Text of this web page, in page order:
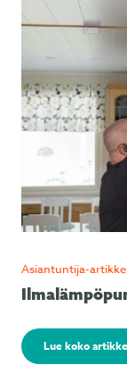
Asiantuntija-
Lue koko